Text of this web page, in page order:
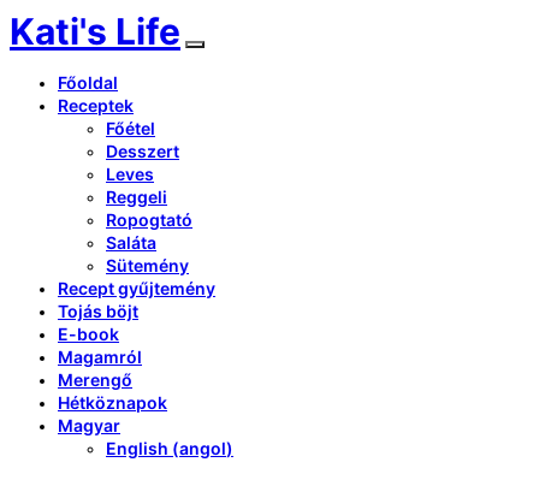
Kati's Life
Főoldal
Receptek
Főétel
Desszert
Leves
Reggeli
Ropogtató
Saláta
Sütemény
Recept gyűjtemény
Tojás böjt
E-book
Magamról
Merengő
Hétköznapok
Magyar
English (angol)